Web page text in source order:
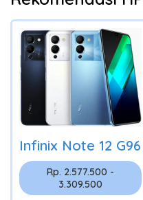
Infinix Note 12 G96
Rp. 2.577.500 -
3.309.500